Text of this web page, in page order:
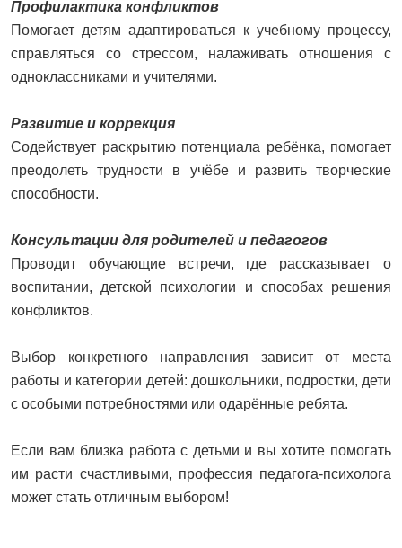
Профилактика конфликтов
Помогает детям адаптироваться к учебному процессу,
справляться со стрессом, налаживать отношения с
одноклассниками и учителями.
Развитие и коррекция
Содействует раскрытию потенциала ребёнка, помогает
преодолеть трудности в учёбе и развить творческие
способности.
Консультации для родителей и педагогов
Проводит обучающие встречи, где рассказывает о
воспитании, детской психологии и способах решения
конфликтов.
Выбор конкретного направления зависит от места
работы и категории детей: дошкольники, подростки, дети
с особыми потребностями или одарённые ребята.
Если вам близка работа с детьми и вы хотите помогать
им расти счастливыми, профессия педагога-психолога
может стать отличным выбором!